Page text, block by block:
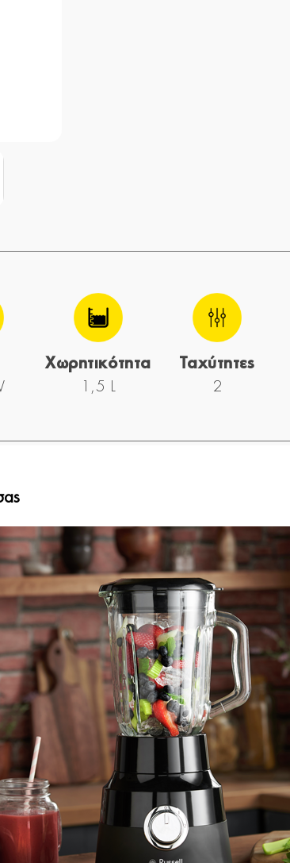
Χωρητικότητα
1,5 L
Ταχύτητες
2